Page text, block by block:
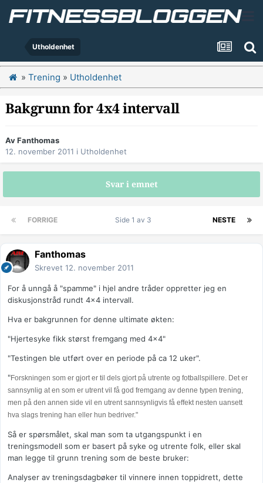
Utholdenhet
» Trening » Utholdenhet
Bakgrunn for 4x4 intervall
AvFanthomas
12. november 2011 i Utholdenhet
Svar i emnet
FORRIGE NESTE
Side 1 av 3
Fanthomas
Skrevet 12. november 2011
For å unngå å "spamme" i hjel andre tråder oppretter jeg en
diskusjonstråd rundt 4x4 intervall.
Hva er bakgrunnen for denne ultimate økten:
"Hjertesyke fikk størst fremgang med 4x4"
"Testingen ble utført over en periode på ca 12 uker".
"Forskningen som er gjort er til dels gjort på utrente og fotballspillere. Det er
sannsynlig at en som er utrent vil få god fremgang av denne typen trening,
men på den annen side vil en utrent sannsynligvis få effekt nesten uansett
hva slags trening han eller hun bedriver."
Så er spørsmålet, skal man som ta utgangspunkt i en
treningsmodell som er basert på syke og utrente folk, eller skal
man legge til grunn trening som de beste bruker:
Analyser av treningsdagbøker til vinnere innen toppidrett, dette